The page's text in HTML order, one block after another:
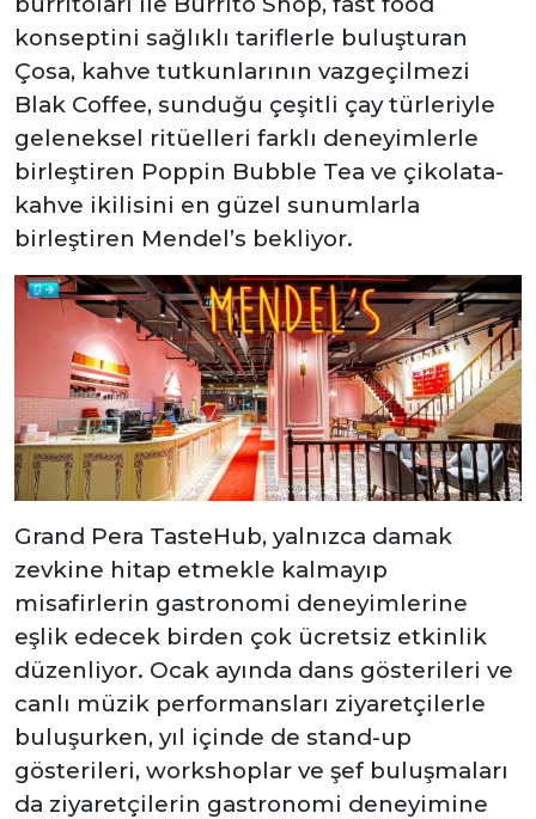
konseptini sağlıklı tariflerle buluşturan
Çosa, kahve tutkunlarının vazgeçilmezi
Blak Coffee, sunduğu çeşitli çay türleriyle
geleneksel ritüelleri farklı deneyimlerle
birleştiren Poppin Bubble Tea ve çikolata-
kahve ikilisini en güzel sunumlarla
birleştiren Mendel’s bekliyor.
Grand Pera TasteHub, yalnızca damak
zevkine hitap etmekle kalmayıp
misafirlerin gastronomi deneyimlerine
eşlik edecek birden çok ücretsiz etkinlik
düzenliyor. Ocak ayında dans gösterileri ve
canlı müzik performansları ziyaretçilerle
buluşurken, yıl içinde de stand-up
gösterileri, workshoplar ve şef buluşmaları
da ziyaretçilerin gastronomi deneyimine